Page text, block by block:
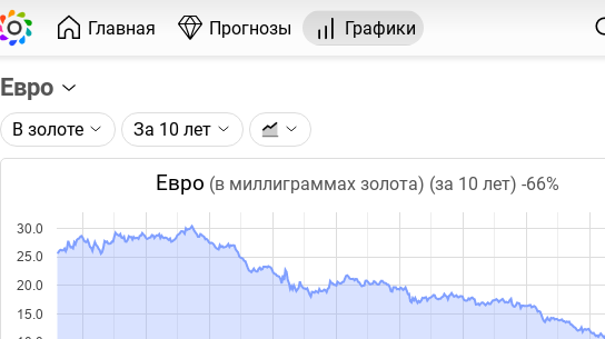
Главная Прогнозы Графики
Евро
Описание графика:
Цена евро, торгуемого на FOREX.
Каждая точка на графике - цена закрытия дня, недели или месяца.
Оптимальный таймфрейм (день, неделя, месяц) подбирается
при изменении глубины графика.
Данные добавляются ежедневно.
В золоте За 10 лет
Евро (в миллиграммах золота) (за 10 лет) -66%
15.0
20.0
25.0
30.0